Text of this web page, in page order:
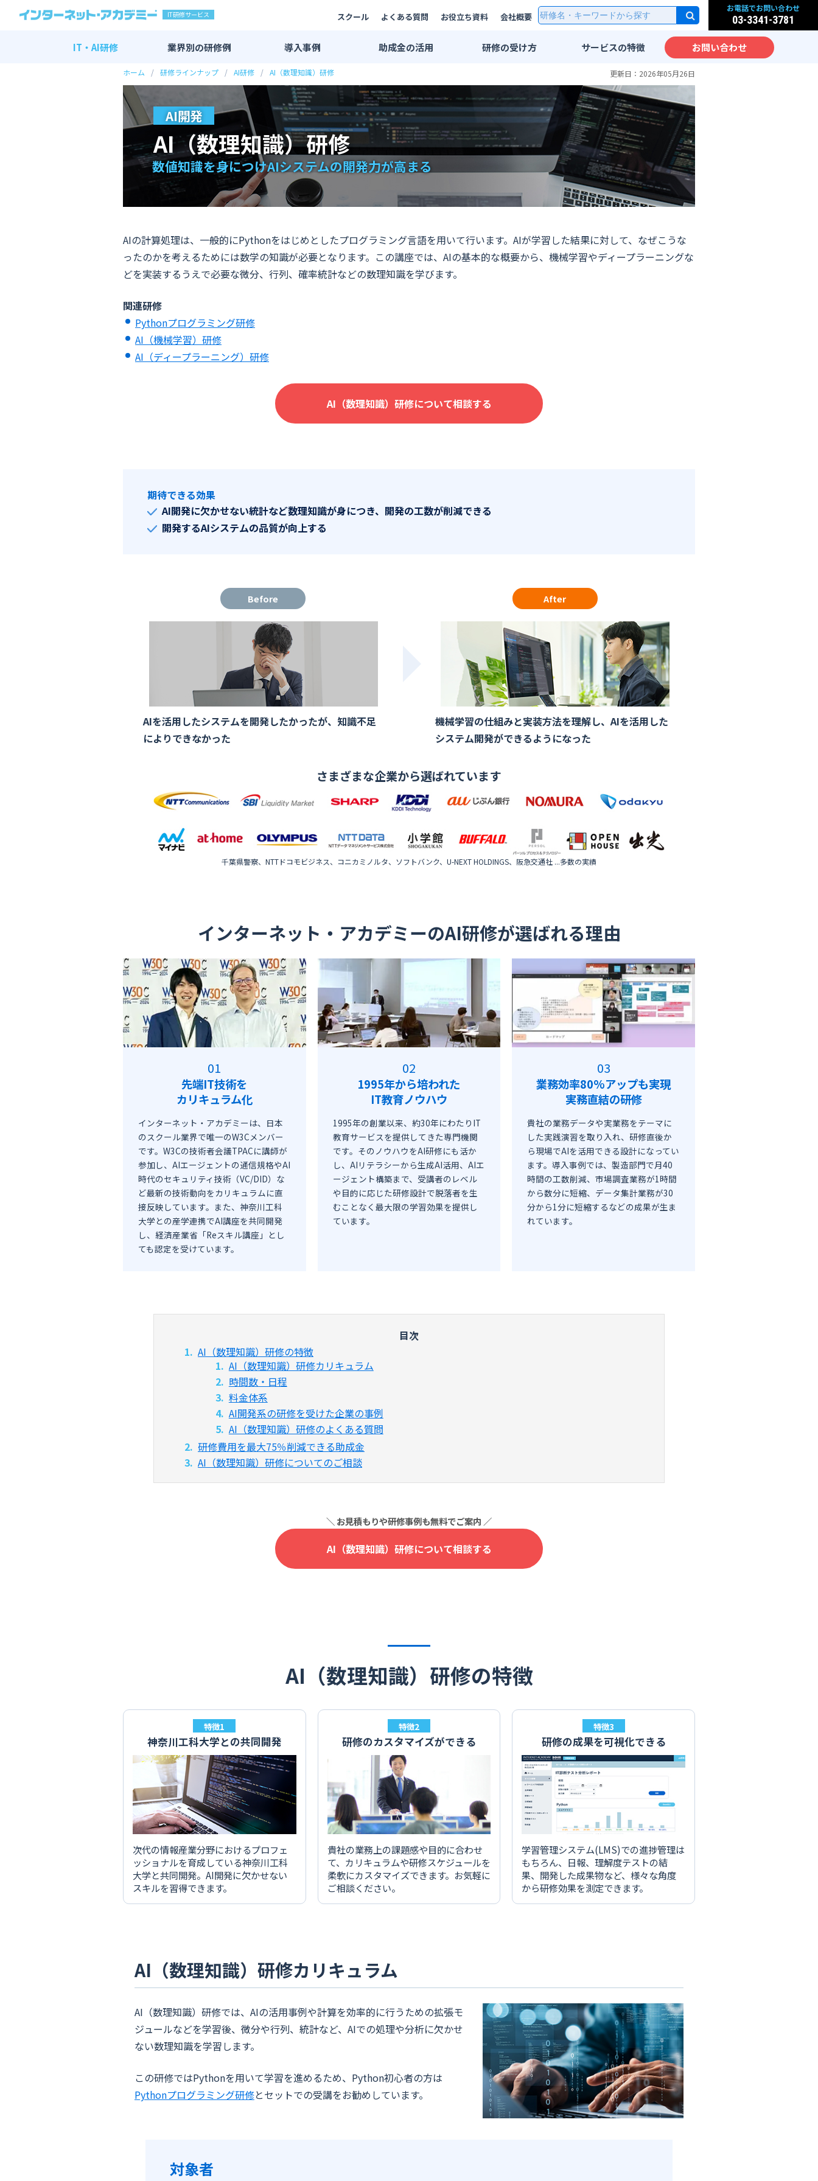
IT研修サービス スクール よくある質問 お役立ち資料 会社概要
お電話でお問い合わせ
03-3341-3781
IT・AI研修
IT・AI研修 全一覧
新入社員向け研修
業界別の研修例 導入事例
研修事例一覧
AI研修事例
エンジニア研修事例
業界別活用例
IT・情報通信業界
広告・メディア業界
金融・保険業界
印刷業界
出版業界
助成金の活用 研修の受け方
集合研修・講師派遣
法人用スクールサービス
eラーニング
プライベートレッスン
推奨PC環境
サービスの特徴
実践的なカリキュラム
先端IT技術をカリキュラム
化
IT教育のノウハウ
実践力が身につく研修設計
海外人材のための英語IT研
修
大手企業向けIT研修
お問い合わせ
ホーム 研修ラインナップ AI研修 AI（数理知識）研修 更新日：2026年05月26日
AI開発
AI（数理知識）研修
数値知識を身につけAIシステムの開発力が高まる
AIの計算処理は、一般的にPythonをはじめとしたプログラミング言語を用いて行います。AIが学習した結果に対して、なぜこうな
ったのかを考えるためには数学の知識が必要となります。この講座では、AIの基本的な概要から、機械学習やディープラーニングな
どを実装するうえで必要な微分、行列、確率統計などの数理知識を学びます。
関連研修
Pythonプログラミング研修
AI（機械学習）研修
AI（ディープラーニング）研修
AI（数理知識）研修について相談する
期待できる効果
AI開発に欠かせない統計など数理知識が身につき、開発の工数が削減できる
開発するAIシステムの品質が向上する
Before
AIを活用したシステムを開発したかったが、知識不足
によりできなかった
After
機械学習の仕組みと実装方法を理解し、AIを活用した
システム開発ができるようになった
さまざまな企業から選ばれています
千葉県警察、NTTドコモビジネス、コニカミノルタ、ソフトバンク、U-NEXT HOLDINGS、阪急交通社 ...多数の実績
インターネット・アカデミーのAI研修が選ばれる理由
先端IT技術を
カリキュラム化
インターネット・アカデミーは、日本
のスクール業界で唯一のW3Cメンバー
です。W3Cの技術者会議TPACに講師が
参加し、AIエージェントの通信規格やAI
時代のセキュリティ技術（VC/DID）な
ど最新の技術動向をカリキュラムに直
接反映しています。また、神奈川工科
大学との産学連携でAI講座を共同開発
し、経済産業省「Reスキル講座」とし
ても認定を受けています。
1995年から培われた
IT教育ノウハウ
1995年の創業以来、約30年にわたりIT
教育サービスを提供してきた専門機関
です。そのノウハウをAI研修にも活か
し、AIリテラシーから生成AI活用、AIエ
ージェント構築まで、受講者のレベル
や目的に応じた研修設計で脱落者を生
むことなく最大限の学習効果を提供し
ています。
業務効率80%アップも実現
実務直結の研修
貴社の業務データや実業務をテーマに
した実践演習を取り入れ、研修直後か
ら現場でAIを活用できる設計になってい
ます。導入事例では、製造部門で月40
時間の工数削減、市場調査業務が1時間
から数分に短縮、データ集計業務が30
分から1分に短縮するなどの成果が生ま
れています。
AI（数理知識）研修の特徴
AI（数理知識）研修カリキュラム
時間数・日程
料金体系
AI開発系の研修を受けた企業の事例
AI（数理知識）研修のよくある質問
研修費用を最大75％削減できる助成金
AI（数理知識）研修についてのご相談
AI（数理知識）研修について相談する
AI（数理知識）研修の特徴
特徴1
神奈川工科大学との共同開発
次代の情報産業分野におけるプロフェ
ッショナルを育成している神奈川工科
大学と共同開発。AI開発に欠かせない
スキルを習得できます。
特徴2
研修のカスタマイズができる
貴社の業務上の課題感や目的に合わせ
て、カリキュラムや研修スケジュールを
柔軟にカスタマイズできます。お気軽に
ご相談ください。
特徴3
研修の成果を可視化できる
学習管理システム(LMS)での進捗管理は
もちろん、日報、理解度テストの結
果、開発した成果物など、様々な角度
から研修効果を測定できます。
AI（数理知識）研修カリキュラム
AI（数理知識）研修では、AIの活用事例や計算を効率的に行うための拡張モ
ジュールなどを学習後、微分や行列、統計など、AIでの処理や分析に欠かせ
ない数理知識を学習します。
この研修ではPythonを用いて学習を進めるため、Python初心者の方は
Pythonプログラミング研修とセットでの受講をお勧めしています。
対象者